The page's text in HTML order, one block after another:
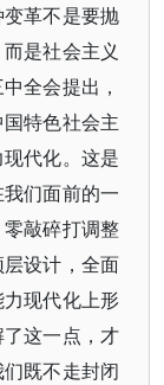
革不是要抛
是社会主义
全会提出，
特色社会主
代化。这是
们面前的一
敲碎打调整
设计，全面
现代化上形
这一点，才
既不走封闭